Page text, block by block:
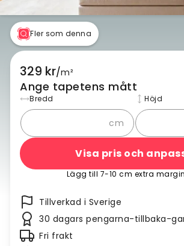
Fler som denna
329 kr/m²
Ange tapetens mått
Bredd
cm
Höjd
Visa pris och
Lägg till 7-10 cm extra
Tillverkad i Sverige
30 dagars pengarna-tillbaka-
Fri frakt